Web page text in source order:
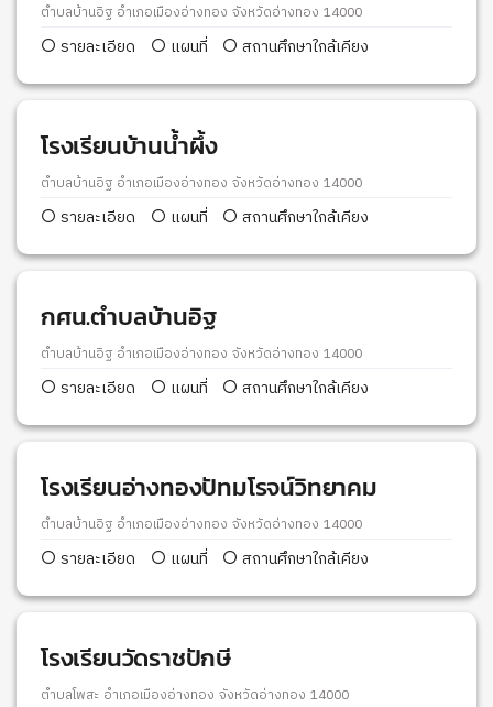
ตำบลบ้านอิฐ อำเภอเมืองอ่างทอง จังหวัดอ่างทอง 14000
รายละเอียด แผนที่ สถานศึกษาใกล้เคียง
โรงเรียนบ้านน้ำผึ้ง
ตำบลบ้านอิฐ อำเภอเมืองอ่างทอง จังหวัดอ่างทอง 14000
รายละเอียด แผนที่ สถานศึกษาใกล้เคียง
กศน.ตำบลบ้านอิฐ
ตำบลบ้านอิฐ อำเภอเมืองอ่างทอง จังหวัดอ่างทอง 14000
รายละเอียด แผนที่ สถานศึกษาใกล้เคียง
โรงเรียนอ่างทองปัทมโรจน์วิทยาคม
ตำบลบ้านอิฐ อำเภอเมืองอ่างทอง จังหวัดอ่างทอง 14000
รายละเอียด แผนที่ สถานศึกษาใกล้เคียง
โรงเรียนวัดราชปักษี
ตำบลโพสะ อำเภอเมืองอ่างทอง จังหวัดอ่างทอง 14000